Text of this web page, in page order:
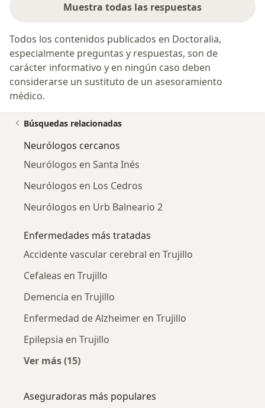
Muestra todas las respuestas
Todos los contenidos publicados en Doctoralia,
especialmente preguntas y respuestas, son de
carácter informativo y en ningún caso deben
considerarse un sustituto de un asesoramiento
médico.
Búsquedas relacionadas
Neurólogos cercanos
Neurólogos en Santa Inés
Neurólogos en Los Cedros
Neurólogos en Urb Balneario 2
Enfermedades más tratadas
Accidente vascular cerebral en Trujillo
Cefaleas en Trujillo
Demencia en Trujillo
Enfermedad de Alzheimer en Trujillo
Epilepsia en Trujillo
Ver más (15)
Aseguradoras más populares